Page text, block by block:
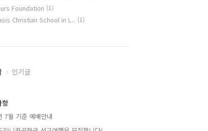
Foundation (1)
Christian School in L.. (1)
인기글
항
7월 기준 예배안내